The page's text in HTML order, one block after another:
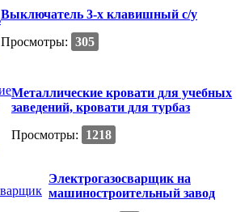
Выключатель 3-х клавишный с/у
Просмотры: 305
Металлические кровати для учебных
заведений, кровати для турбаз
Просмотры:
1218
Электрогазосварщик на
машиностроительный завод